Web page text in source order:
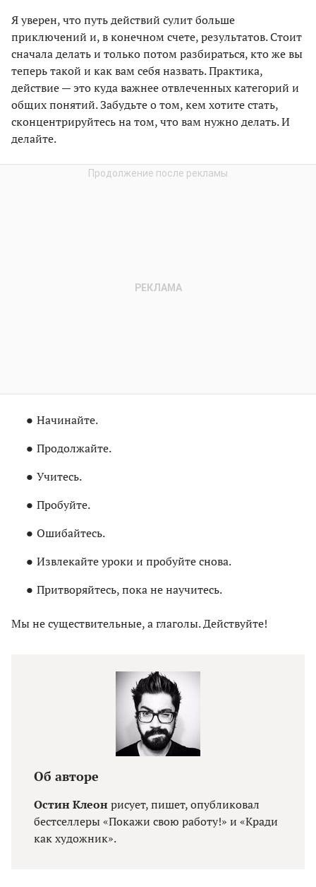
Я уверен, что путь действий сулит больше
приключений и, в конечном счете, результатов. Стоит
сначала делать и только потом разбираться, кто же вы
теперь такой и как вам себя назвать. Практика,
действие — это куда важнее отвлеченных категорий и
общих понятий. Забудьте о том, кем хотите стать,
сконцентрируйтесь на том, что вам нужно делать. И
делайте.
Начинайте.
Продолжайте.
Учитесь.
Пробуйте.
Ошибайтесь.
Извлекайте уроки и пробуйте снова.
Притворяйтесь, пока не научитесь.
Мы не существительные, а глаголы. Действуйте!
Об авторе
Остин Клеонрисует, пишет, опубликовал
бестселлеры «Покажи свою работу!» и «Кради
как художник».